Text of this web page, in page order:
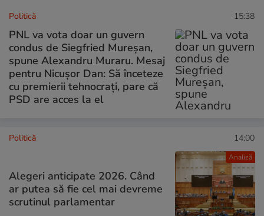
Politică 15:38
PNL va vota doar un guvern
condus de Siegfried Mureșan,
spune Alexandru Muraru. Mesaj
pentru Nicușor Dan: Să înceteze
cu premierii tehnocrați, pare că
PSD are acces la el
Analiză
Politică 14:00
Alegeri anticipate 2026. Când
ar putea să fie cel mai devreme
scrutinul parlamentar